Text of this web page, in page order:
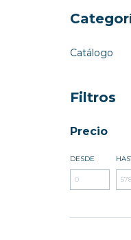
Catálogo
Filtros
Precio
DESDE